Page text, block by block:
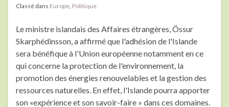
Classé dans Europe, Politique
Le ministre islandais des Affaires étrangères, Össur
Skarphédinsson, a affirmé que l'adhésion de l'Islande
sera bénéfique à l'Union européenne notamment en ce
qui concerne la protection de l'environnement, la
promotion des énergies renouvelables et la gestion des
ressources naturelles. En effet, l'Islande pourra apporter
son «expérience et son savoir-faire » dans ces domaines.